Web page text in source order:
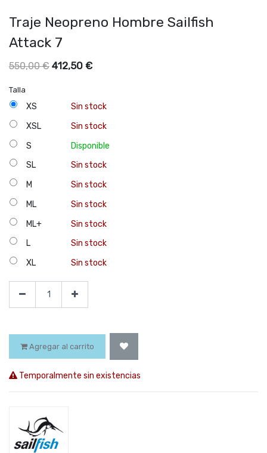
Traje Neopreno Hombre Sailfish
Attack 7
550,00€ 412,50 €
Talla
XS
Sin stock
XSL
Sin stock
S
Disponible
SL
Sin stock
M
Sin stock
ML
Sin stock
ML+
Sin stock
L
Sin stock
XL
Sin stock
Agregar al carrito
Temporalmente sin existencias